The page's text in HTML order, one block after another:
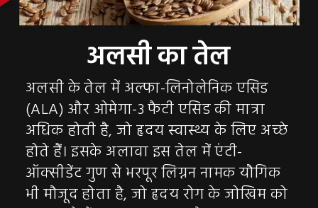
अलसी का तेल
अलसी के तेल में अल्फा-लिनोलेनिक एसिड
(ALA) और ओमेगा-3 फैटी एसिड की मात्रा
अधिक होती है, जो हृदय स्वास्थ्य के लिए अच्छे
होते हैं। इसके अलावा इस तेल में एंटी-
ऑक्सीडेंट गुण से भरपूर लिग्नन नामक यौगिक
भी मौजूद होता है, जो हृदय रोग के जोखिम को